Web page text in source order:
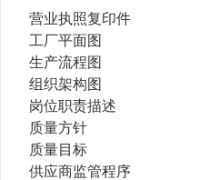
营业执照复印件
工厂平面图
生产流程图
组织架构图
岗位职责描述
质量方针
质量目标
供应商监管程序